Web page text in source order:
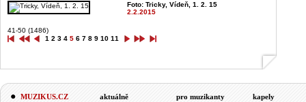
Foto: Tricky, Vídeň, 1. 2. 15
2.2.2015
41-50 (1486)
1 2 3 4 5 6 7 8 9 10 11
MUZIKUS.CZ
aktuálně
pro muzikanty
kapely